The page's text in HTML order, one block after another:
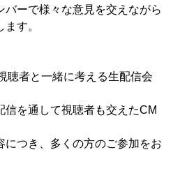
ーで様々な意見を交えながら
す。
聴者と一緒に考える生配信会
信を通して視聴者も交えたCM
につき、多くの方のご参加をお